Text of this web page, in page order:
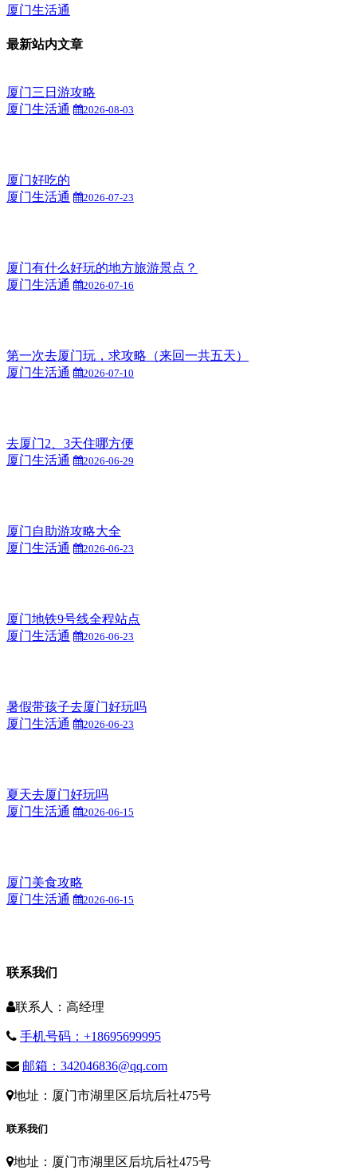
厦门生活通
最新站内文章
厦门三日游攻略
厦门生活通
2026-08-03
厦门好吃的
厦门生活通
2026-07-23
厦门有什么好玩的地方旅游景点？
厦门生活通
2026-07-16
第一次去厦门玩，求攻略（来回一共五天）
厦门生活通
2026-07-10
去厦门2、3天住哪方便
厦门生活通
2026-06-29
厦门自助游攻略大全
厦门生活通
2026-06-23
厦门地铁9号线全程站点
厦门生活通
2026-06-23
暑假带孩子去厦门好玩吗
厦门生活通
2026-06-23
夏天去厦门好玩吗
厦门生活通
2026-06-15
厦门美食攻略
厦门生活通
2026-06-15
联系我们
联系人：高经理
手机号码：+18695699995
邮箱：342046836@qq.com
地址：厦门市湖里区后坑后社475号
联系我们
地址：厦门市湖里区后坑后社475号